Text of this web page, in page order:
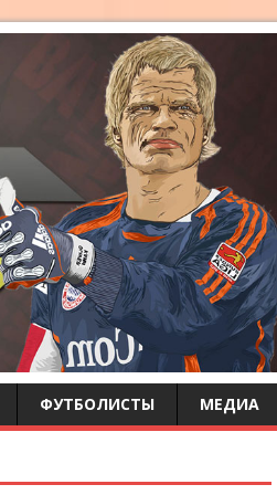
ФУТБОЛИСТЫ МЕДИА